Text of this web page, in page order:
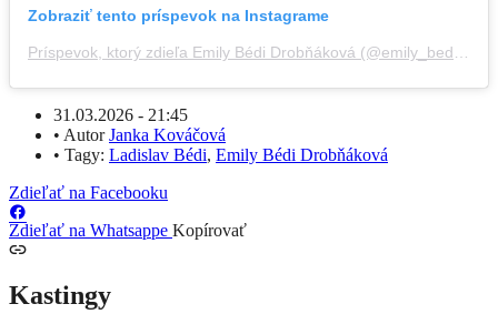
Zobraziť tento príspevok na Instagrame
Príspevok, ktorý zdieľa Emily Bédi Drobňáková (@emily_bedi.drobnakova)
31.03.2026 - 21:45
• AutorJanka Kováčová
• Tagy: Ladislav Bédi, Emily Bédi Drobňáková
Zdieľať na Facebooku
Zdieľať na Whatsappe Kopírovať
Kastingy